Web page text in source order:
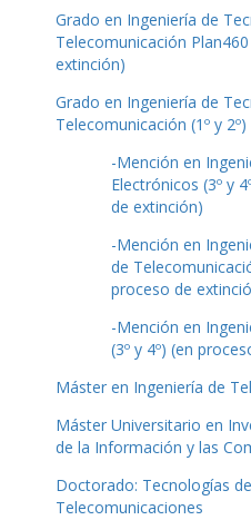
Grado en Ingeniería de
Telecomunicación
extinción)
Grado en Ingeniería de
Telecomunicación (1º y
-Mención en
Electrónicos (3º y
de extinción)
-Mención en
de
proceso de
-Mención en
(3º y 4º) (en
Máster en Ingeniería de
Máster Universitario en
de la Información y las
Doctorado: Tecnologías
Telecomunicaciones